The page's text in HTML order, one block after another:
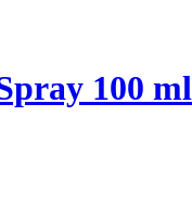
100 ml